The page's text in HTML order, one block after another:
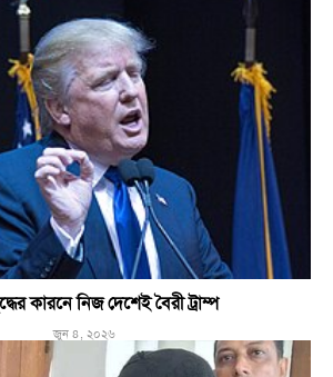
কারনে নিজ দেশেই বৈরী ট্রাম্প
জুন ৪, ২০২৬